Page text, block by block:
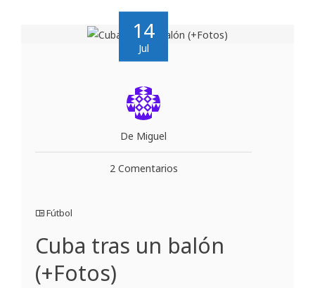
14
Jul
De Miguel
2 Comentarios
Fútbol
Cuba tras un balón
(+Fotos)